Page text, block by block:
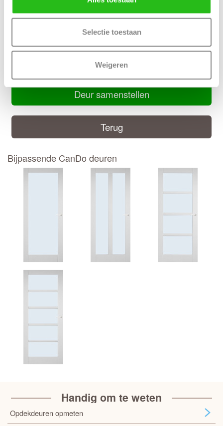
Selectie toestaan
Weigeren
Inkortmogelijkheden opdek: Onderzijde 10 mm
Inkortmogelijkheden stomp: Onderzijde 10 mm, zijstijlen en
CanDo montage handleiding
Deur samenstellen
Terug
Bijpassende CanDo deuren
Handig om te weten
Opdekdeuren opmeten